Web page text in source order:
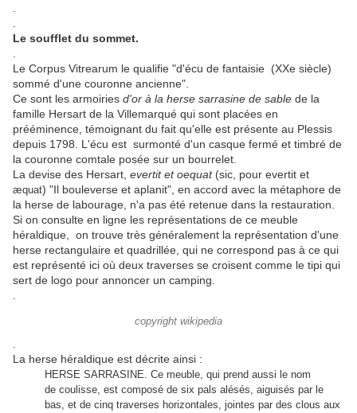
Le soufflet du sommet.
Le Corpus Vitrearum le qualifie "d'écu de fantaisie (XXe siècle)
sommé d'une couronne ancienne".
Ce sont les armoiries d'or à la herse sarrasine de sable de la
famille Hersart de la Villemarqué qui sont placées en
prééminence, témoignant du fait qu'elle est présente au Plessis
depuis 1798. L'écu est surmonté d'un casque fermé et timbré de
la couronne comtale posée sur un bourrelet.
La devise des Hersart, evertit et oequat(sic, pour evertit et
æquat) "Il bouleverse et aplanit", en accord avec la métaphore de
la herse de labourage, n'a pas été retenue dans la restauration.
Si on consulte en ligne les représentations de ce meuble
héraldique, on trouve très généralement la représentation d'une
herse rectangulaire et quadrillée, qui ne correspond pas à ce qui
est représenté ici où deux traverses se croisent comme le tipi qui
sert de logo pour annoncer un camping.
copyright wikipedia
La herse héraldique est décrite ainsi :
HERSE SARRASINE. Ce meuble, qui prend aussi le nom
de coulisse, est composé de six pals alésés, aiguisés par le
bas, et de cinq traverses horizontales, jointes par des clous aux